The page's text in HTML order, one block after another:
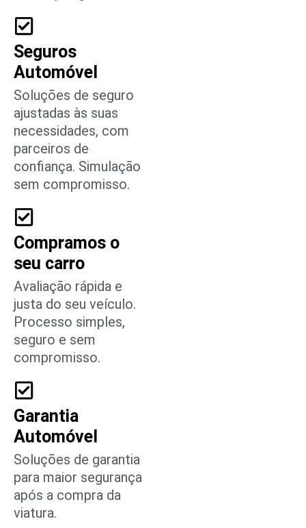
Seguros
Automóvel
Soluções de seguro
ajustadas às suas
necessidades, com
parceiros de
confiança. Simulação
sem compromisso.
Compramos o
seu carro
Avaliação rápida e
justa do seu veículo.
Processo simples,
seguro e sem
compromisso.
Garantia
Automóvel
Soluções de garantia
para maior segurança
após a compra da
viatura.